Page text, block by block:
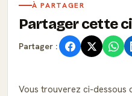
À PARTAGER
Partager cette
Partager :
Vous trouverez ci-dessous